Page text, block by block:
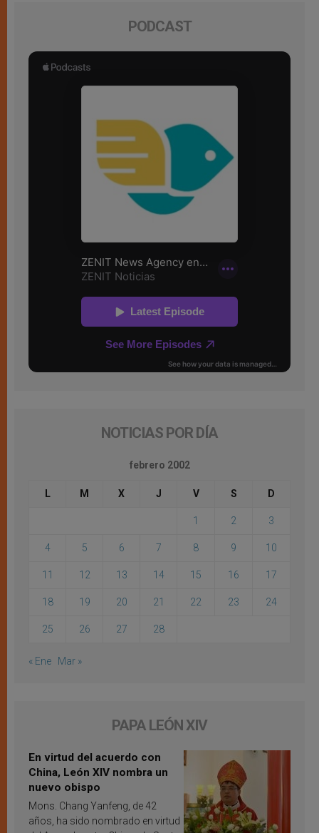
PODCAST
NOTICIAS POR DÍA
febrero 2002
L M X J V S D
1 2 3
4 5 6 7 8 9 10
11 12 13 14 15 16 17
18 19 20 21 22 23 24
25 26 27 28
« Ene Mar »
PAPA LEÓN XIV
En virtud del acuerdo con
China, León XIV nombra un
nuevo obispo
Mons. Chang Yanfeng, de 42
años, ha sido nombrado en virtud